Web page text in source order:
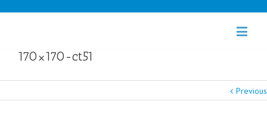
170×170-ct51
Previous